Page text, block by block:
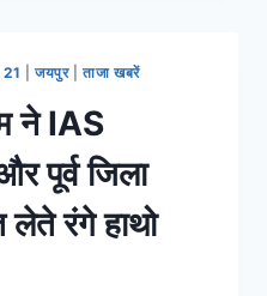
|जयपुर|ताजा खबरें
ने IAS
पूर्व जिला
रंगे हाथो